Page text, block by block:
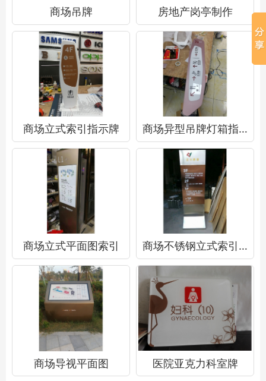
商场吊牌 房地产岗亭制作
商场立式索引指示牌 商场异型吊牌灯箱指示牌
商场立式平面图索引 商场不锈钢立式索引指示牌
商场导视平面图 医院亚克力科室牌